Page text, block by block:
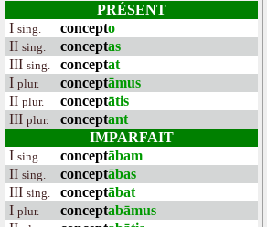
PRÉSENT
I sing. concepto
II sing. conceptas
III sing. conceptat
I plur. conceptāmus
II plur. conceptātis
III plur. conceptant
IMPARFAIT
I sing. conceptābam
II sing. conceptābas
III sing. conceptābat
I plur. conceptabāmus